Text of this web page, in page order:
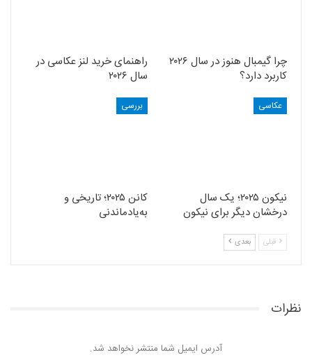
چرا گیمبال هنوز در سال ۲۰۲۶
کاربرد دارد؟
راهنمای خرید لنز عکاسی در
سال ۲۰۲۶
عکاسی
نیکون ۲۰۲۵؛ یک سال
درخشان دیگر برای نیکون
بررسی
کانن ۲۰۲۵؛ تاریخی و
به‌یادماندنی
قبلی بعدی
نظرات
آدرس ایمیل شما منتشر نخواهد شد.